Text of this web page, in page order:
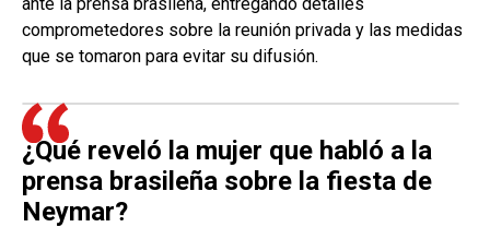
ante la prensa brasileña, entregando detalles
comprometedores sobre la reunión privada y las medidas
que se tomaron para evitar su difusión.
¿Qué reveló la mujer que habló a la
prensa brasileña sobre la fiesta de
Neymar?